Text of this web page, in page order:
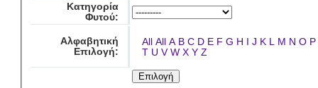
Κατηγορία
Φυτού:
Αλφαβητική
Επιλογή:
All All A B C D E F G H I J K L M N O P
T U V W X Y Z